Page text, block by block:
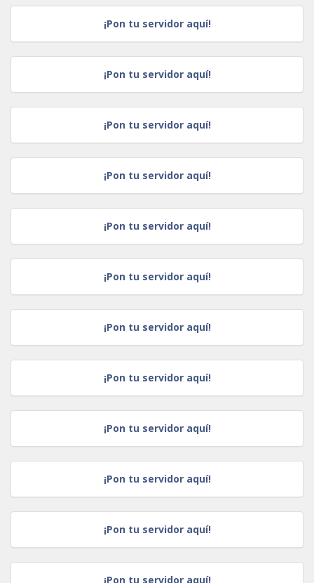
¡Pon tu servidor aquí!
¡Pon tu servidor aquí!
¡Pon tu servidor aquí!
¡Pon tu servidor aquí!
¡Pon tu servidor aquí!
¡Pon tu servidor aquí!
¡Pon tu servidor aquí!
¡Pon tu servidor aquí!
¡Pon tu servidor aquí!
¡Pon tu servidor aquí!
¡Pon tu servidor aquí!
¡Pon tu servidor aquí!